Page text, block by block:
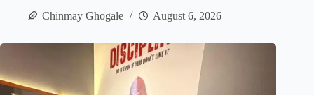
Chinmay Ghogale
August 6, 2026